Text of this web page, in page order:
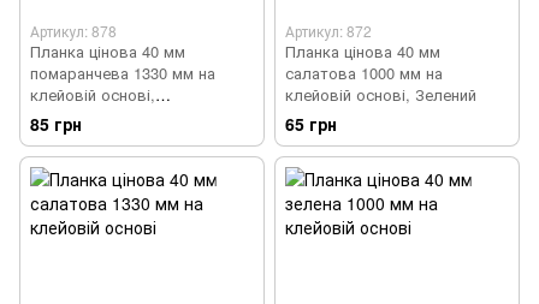
Артикул: 878
Планка цінова 40 мм
помаранчева 1330 мм на
клейовій основі,
Помаранчевий
85 грн
Артикул: 872
Планка цінова 40 мм
салатова 1000 мм на
клейовій основі, Зелений
65 грн